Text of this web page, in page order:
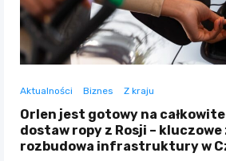
Aktualności Biznes Z kraju
Orlen jest gotowy na
dostaw ropy z Rosji –
rozbudowa infrastruktury w